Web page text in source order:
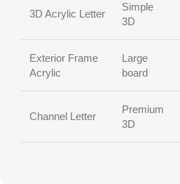
3D Acrylic Letter
Simple
3D
Exterior Frame
Acrylic
Large
board
Channel Letter
Premium
3D